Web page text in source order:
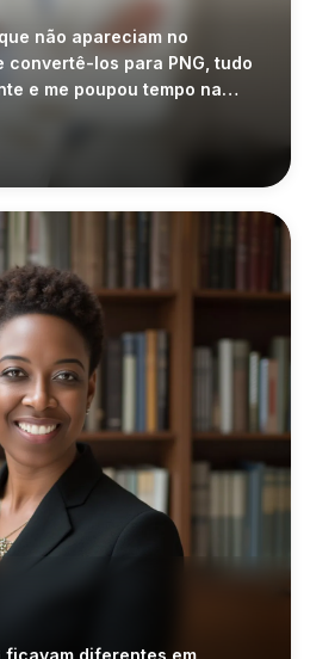
não apareciam no
convertê-los para PNG, tudo
e me poupou tempo na
ficavam diferentes em